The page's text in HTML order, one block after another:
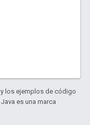
, y los ejemplos de código
. Java es una marca